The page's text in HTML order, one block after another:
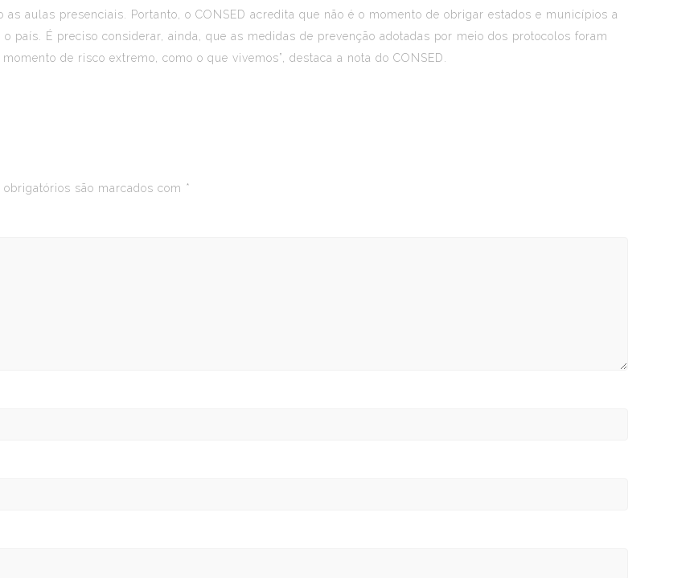
aulas presenciais. Portanto, o CONSED acredita que não é o momento de obrigar estados e municípios a
país. É preciso considerar, ainda, que as medidas de prevenção adotadas por meio dos protocolos foram
de risco extremo, como o que vivemos”, destaca a nota do CONSED.
obrigatórios são marcados com *